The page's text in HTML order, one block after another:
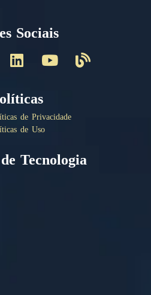
Sociais
de Privacidade
de Uso
Tecnologia